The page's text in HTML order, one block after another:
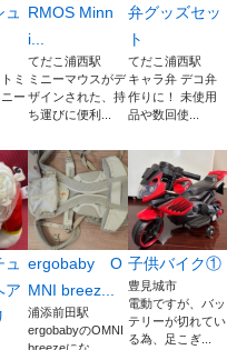
ミ
ー
RMOS Minn
i...
てだこ浦西駅
ミニーマウスがデ
ザインされた、持
ち運びに便利...
弁グッズセッ
ト
てだこ浦西駅
キャラ弁 デコ弁
作りに！ 未使用
品や数回使...
ュ
ア
ergobaby O
MNI breez...
浦添前田駅
ergobabyのOMNI
子供バイク①
豊見城市
電動ですが、バッ
テリーが切れてい
る為、足こぎ...